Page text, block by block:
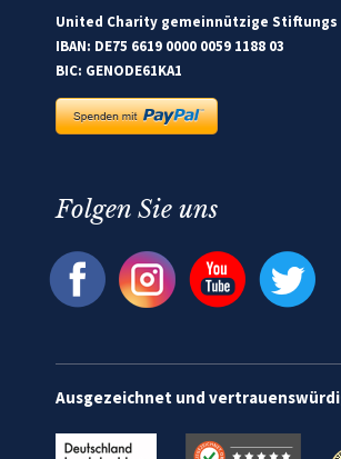
United Charity gemeinnützige Stiftungs
IBAN: DE75 6619 0000 0059 1188 03
BIC: GENODE61KA1
Folgen Sie uns
Ausgezeichnet und